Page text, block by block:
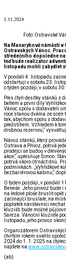
1.11.2024
Foto: Ostravské
Na Masarykově náměstí
Ostravských Vánoc.
středečního dopoledne
teď bude realizátor
listopadu mohli zabydlet
V pondělí 4. listopadu
odstartují v sobotu 23.
o týden později, v sobotu
Přes čtyři desítky stánků s
betlém a první díly
Vánoc spolu s dodavateli
roce stanou dvěma ze scén
tak, abychom spolu s
předstihem. Vzhledem k
drobnou rezervou,“
Návoz stánků, který
Ostrava a Přívoz, potrvá
prodejci se budou v
akce,“ upřesňuje Šimon.
potrvá skoro čtrnáct dnů.
podmínkách. „Vyhlídkové
bezbariérovou kabinu,“
O týden později, v pondělí
Beneše. Jeho provoz bude
na ledové ploše bruslit
začínající bruslaře, na
poplatek návštěvníci
kluzišti bude možné
Sareza. Vánoční kluziště
listopadu, jeho provoz
Organizátorem
čtvrtým rokem svěřilo
2024 do 1. 1. 2025 na
najdete na
(ab)